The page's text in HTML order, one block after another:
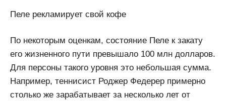
Пеле рекламирует свой кофе
По некоторым оценкам, состояние Пеле к закату
его жизненного пути превышало 100 млн долларов.
Для персоны такого уровня это небольшая сумма.
Например, теннисист Роджер Федерер примерно
столько же зарабатывает за несколько лет от